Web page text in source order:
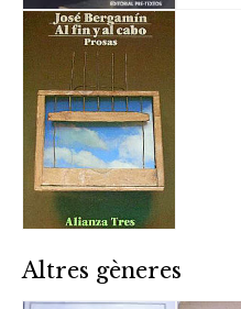
Altres gèneres